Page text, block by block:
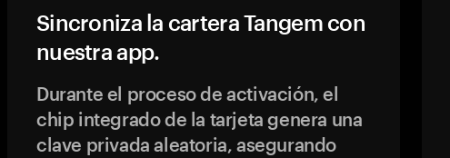
Sincroniza la cartera Tangem con
nuestra app.
Durante el proceso de activación, el
chip integrado de la tarjeta genera una
clave privada aleatoria, asegurando